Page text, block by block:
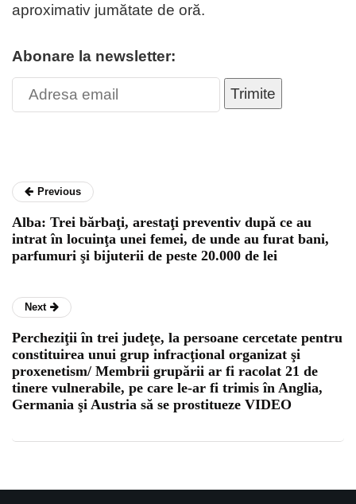
aproximativ jumătate de oră.
Abonare la newsletter:
Trimite
Previous
Alba: Trei bărbaţi, arestaţi preventiv după ce au
intrat în locuinţa unei femei, de unde au furat bani,
parfumuri şi bijuterii de peste 20.000 de lei
Next
Percheziţii în trei judeţe, la persoane cercetate pentru
constituirea unui grup infracţional organizat şi
proxenetism/ Membrii grupării ar fi racolat 21 de
tinere vulnerabile, pe care le-ar fi trimis în Anglia,
Germania şi Austria să se prostitueze VIDEO